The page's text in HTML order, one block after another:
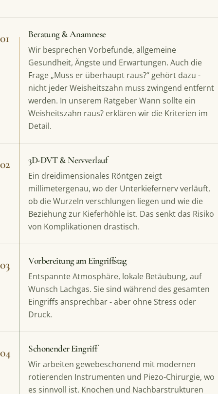
01 Beratung & Anamnese
Wir besprechen Vorbefunde, allgemeine
Gesundheit, Ängste und Erwartungen. Auch die
Frage „Muss er überhaupt raus?“ gehört dazu -
nicht jeder Weisheitszahn muss zwingend entfernt
werden. In unserem RatgeberWann sollte ein
Weisheitszahn raus? erklären wir die Kriterien im
Detail.
02 3D-DVT & Nervverlauf
Ein dreidimensionales Röntgen zeigt
millimetergenau, wo der Unterkiefernerv verläuft,
ob die Wurzeln verschlungen liegen und wie die
Beziehung zur Kieferhöhle ist. Das senkt das Risiko
von Komplikationen drastisch.
03 Vorbereitung am Eingriffstag
Entspannte Atmosphäre, lokale Betäubung, auf
Wunsch Lachgas. Sie sind während des gesamten
Eingriffs ansprechbar - aber ohne Stress oder
Druck.
04 Schonender Eingriff
Wir arbeiten gewebeschonend mit modernen
rotierenden Instrumenten und Piezo-Chirurgie, wo
es sinnvoll ist. Knochen und Nachbarstrukturen